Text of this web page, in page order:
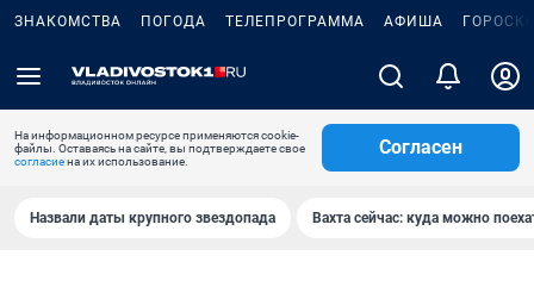
ЗНАКОМСТВА ПОГОДА ТЕЛЕПРОГРАММА АФИША
На информационном ресурсе применяются cookie-
файлы. Оставаясь на сайте, вы подтверждаете свое
согласиена их использование.
Согласен
Назвали даты крупного звездопада Вахта сейчас: куда можно